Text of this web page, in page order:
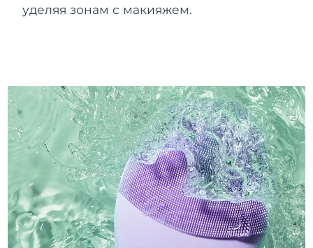
уделяя зонам с макияжем.